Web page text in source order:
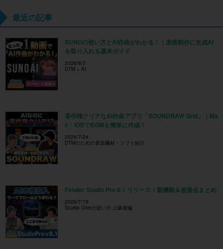
最近の記事
SUNOの使い方とAI作曲がわかる！｜楽曲制作に生成AI
を取り入れる基本ガイド
2026/8/2
DTM × AI
著作権クリアなAI作曲アプリ「SOUNDRAW Grid」｜Ma
c・iOSでBGMを簡単に作成！
2026/7/24
DTMのための音楽機材・ソフト紹介
Fender Studio Pro 8.1 リリース！新機能＆改善点まとめ
2026/7/19
Studio Oneの使い方 上級者編